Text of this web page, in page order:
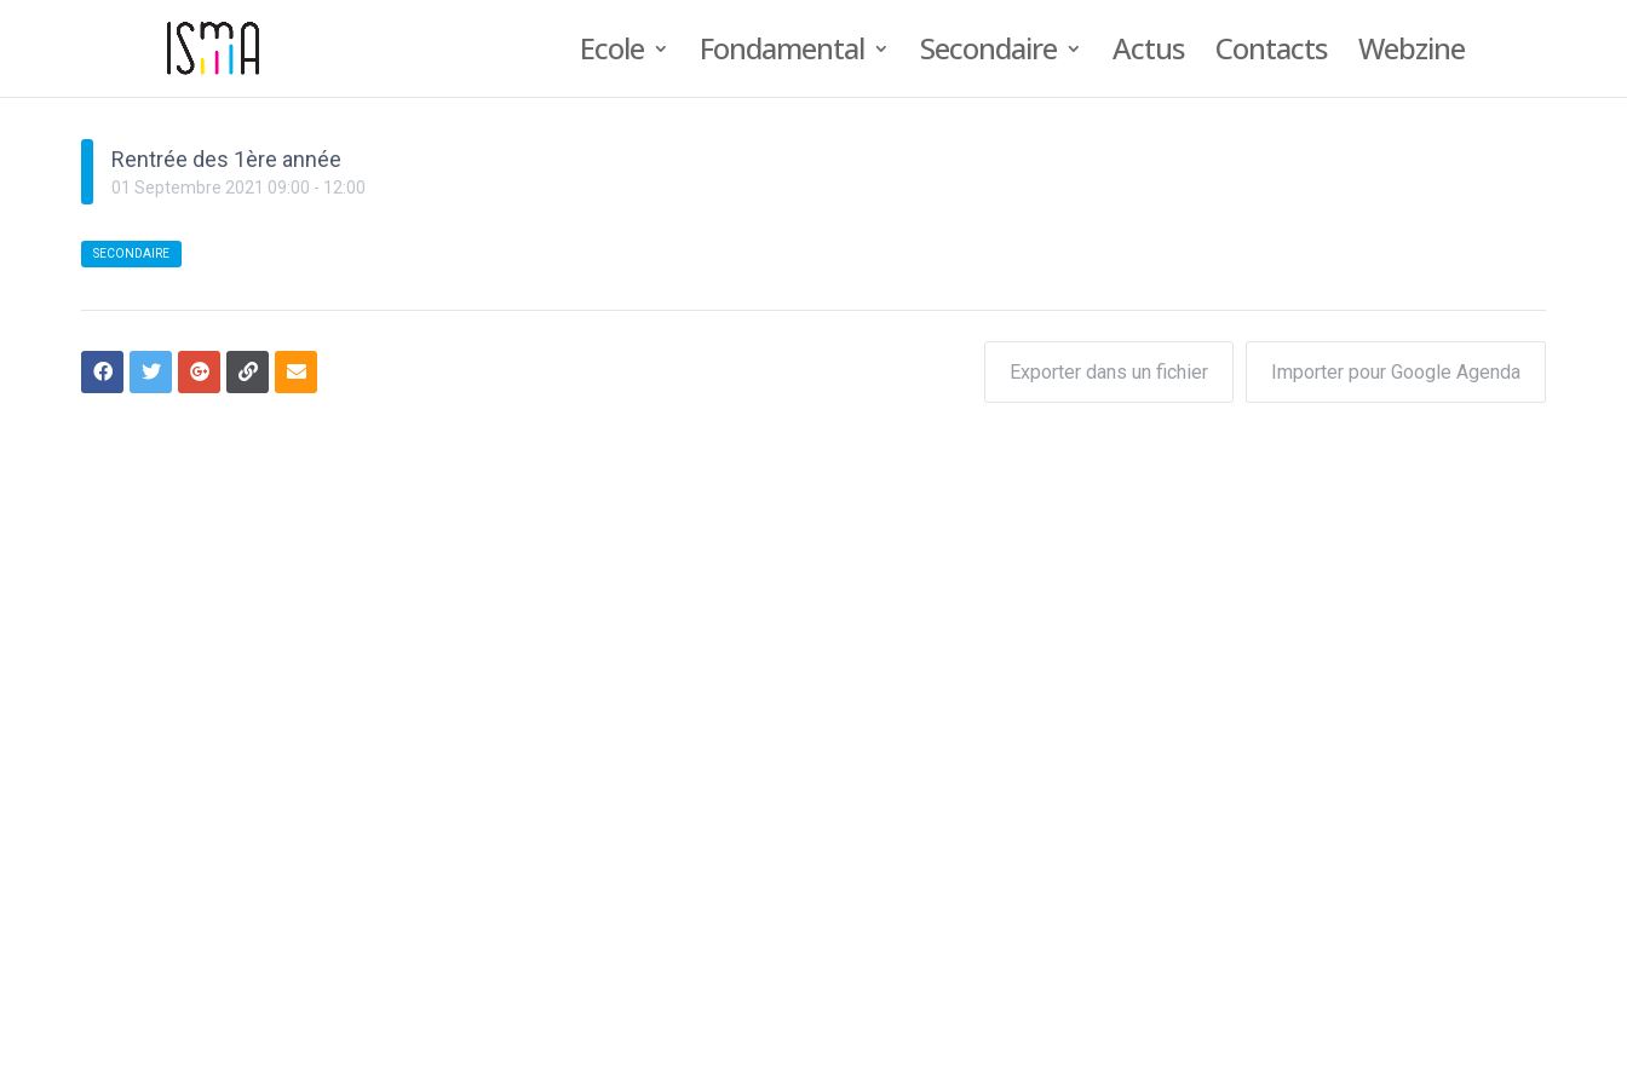
Ecole Fondamental Secondaire Actus Contacts Webzine
Rentrée des 1ère année
01 Septembre 2021 09:00 - 12:00
SECONDAIRE
Exporter dans un fichier Importer pour Google Agenda